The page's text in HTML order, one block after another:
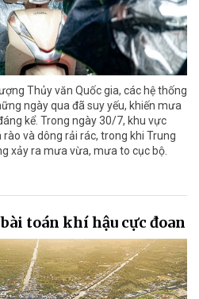
Thủy văn Quốc gia, các hệ thống
ngày qua đã suy yếu, khiến mưa
kể. Trong ngày 30/7, khu vực
và dông rải rác, trong khi Trung
xảy ra mưa vừa, mưa to cục bộ.
toán khí hậu cực đoan